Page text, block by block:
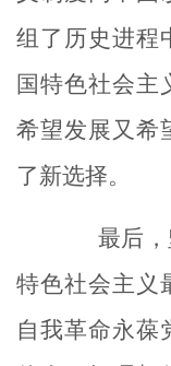
组了历史进程
国特色社会主
希望发展又希
了新选择。
最后，
特色社会主义
自我革命永葆